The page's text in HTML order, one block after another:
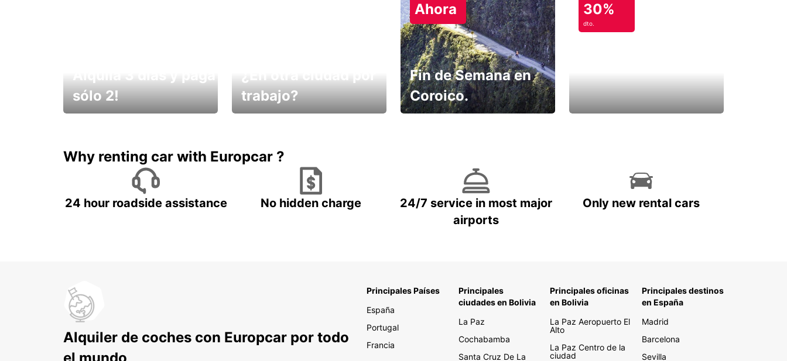
sólo 2!
trabajo?
Ahora
Fin de Semana en
Coroico.
30%
dto.
Why renting car with Europcar ?
24 hour roadside assistance No hidden charge
24/7 service in most major
airports
Only new rental cars
Alquiler de coches con Europcar por todo
Principales Países
España
Portugal
Francia
Principales
ciudades en Bolivia
La Paz
Cochabamba
Santa Cruz De La
Principales oficinas
en Bolivia
La Paz Aeropuerto El
Alto
La Paz Centro de la
ciudad
Principales destinos
en España
Madrid
Barcelona
Sevilla